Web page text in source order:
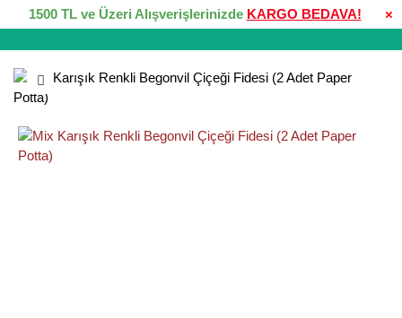
×
1500 TL ve Üzeri Alışverişlerinizde KARGO BEDAVA!